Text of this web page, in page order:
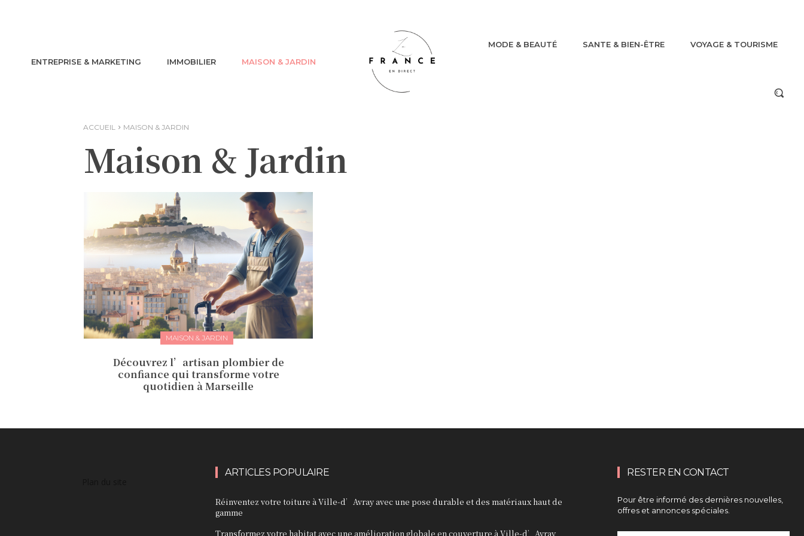
ENTREPRISE & MARKETING IMMOBILIER MAISON & JARDIN
MODE & BEAUTÉ SANTE & BIEN-ÊTRE VOYAGE & TOURISME
ACCUEIL MAISON & JARDIN
Maison & Jardin
MAISON & JARDIN
Découvrez l’artisan plombier de
confiance qui transforme votre
quotidien à Marseille
ARTICLES POPULAIRE
Réinventez votre toiture à Ville-d’Avray avec une pose durable et des matériaux haut de
gamme
Transformez votre habitat avec une amélioration globale en couverture à Ville-d’Avray
RESTER EN CONTACT
Pour être informé des dernières nouvelles,
offres et annonces spéciales.